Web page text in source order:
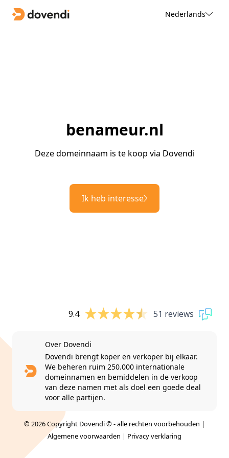
Nederlands
benameur.nl
Deze domeinnaam is te koop via Dovendi
Ik heb interesse
9.4 51 reviews
Over Dovendi
Dovendi brengt koper en verkoper bij elkaar.
We beheren ruim 250.000 internationale
domeinnamen en bemiddelen in de verkoop
van deze namen met als doel een goede deal
voor alle partijen.
© 2026 Copyright Dovendi © - alle rechten voorbehouden |
Algemene voorwaarden | Privacy verklaring